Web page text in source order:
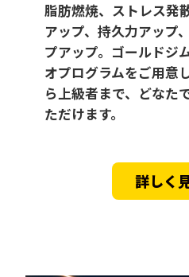
脂肪燃焼、ストレス発
アップ、持久力アップ
プアップ。ゴールドジ
オプログラムをご用意
ら上級者まで、どなた
ただけます。
詳しく